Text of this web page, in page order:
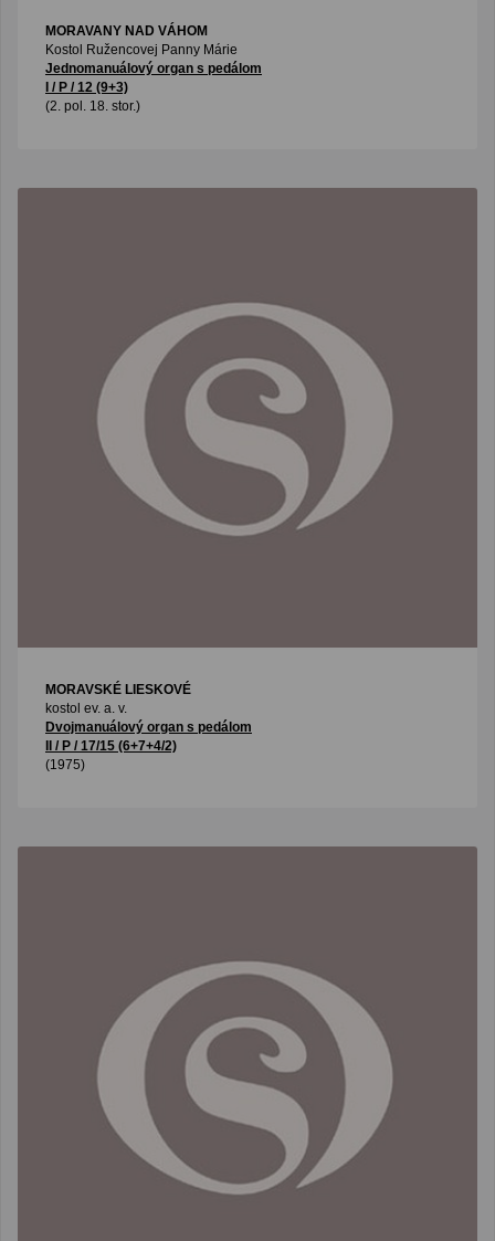
MORAVANY NAD VÁHOM
Kostol Ružencovej Panny Márie
Jednomanuálový organ s pedálom
I / P / 12 (9+3)
(2. pol. 18. stor.)
MORAVSKÉ LIESKOVÉ
kostol ev. a. v.
Dvojmanuálový organ s pedálom
II / P / 17/15 (6+7+4/2)
(1975)